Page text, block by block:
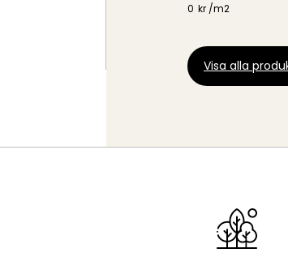
0 kr /m2
Visa alla